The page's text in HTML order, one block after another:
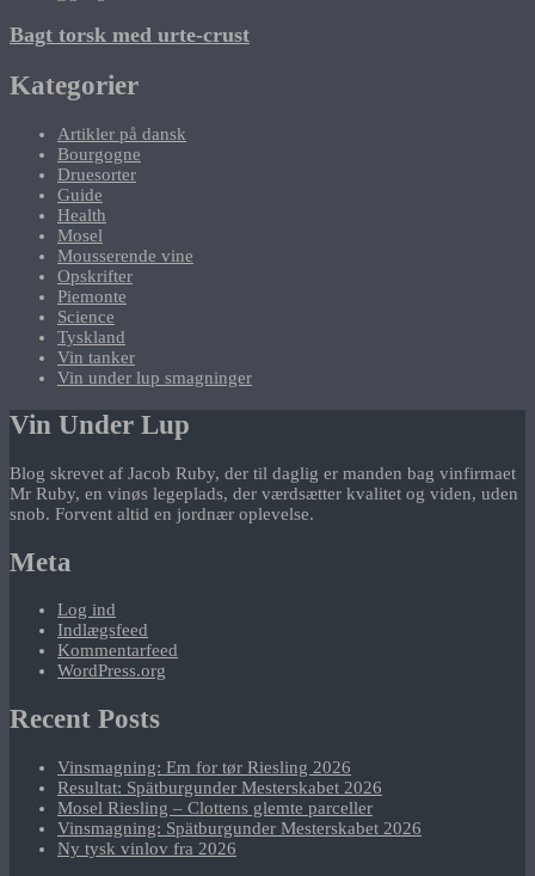
Bagt torsk med urte-crust
Kategorier
Artikler på dansk
Bourgogne
Druesorter
Guide
Health
Mosel
Mousserende vine
Opskrifter
Piemonte
Science
Tyskland
Vin tanker
Vin under lup smagninger
Vin Under Lup
Blog skrevet af Jacob Ruby, der til daglig er manden bag vinfirmaet
Mr Ruby, en vinøs legeplads, der værdsætter kvalitet og viden, uden
snob. Forvent altid en jordnær oplevelse.
Meta
Log ind
Indlægsfeed
Kommentarfeed
WordPress.org
Recent Posts
Vinsmagning: Em for tør Riesling 2026
Resultat: Spätburgunder Mesterskabet 2026
Mosel Riesling – Clottens glemte parceller
Vinsmagning: Spätburgunder Mesterskabet 2026
Ny tysk vinlov fra 2026